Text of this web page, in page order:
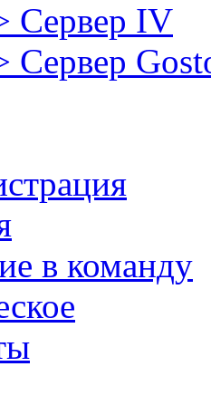
Сервер IV
Сервер
в команду